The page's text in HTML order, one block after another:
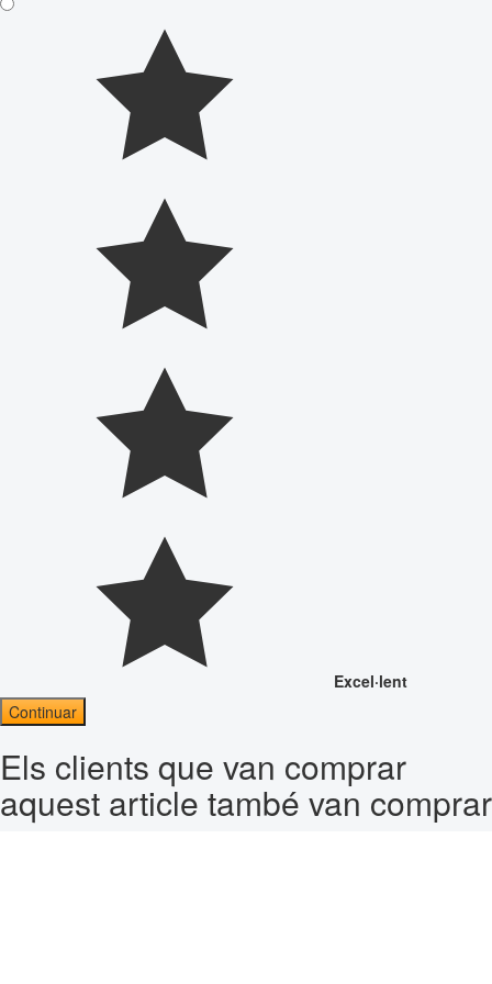
Excel·lent
Continuar
Els clients que van comprar
aquest article també van comprar